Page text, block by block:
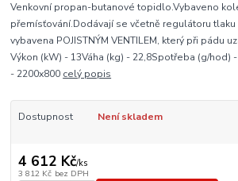
Venkovní propan-butanové topidlo.Vybaveno
přemísťování.Dodávají se včetně regulátoru
vybavena POJISTNÝM VENTILEM, který při pádu
Výkon (kW) - 13Váha (kg) - 22,8Spotřeba (g/hod) -
- 2200x800 celý popis
Dostupnost Není skladem
4 612 Kč/ks
3 812 Kč bez DPH